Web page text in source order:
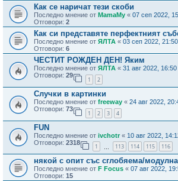
Как се наричат тези скоби
Последно мнение от MamaMy « 07 сеп 2022,
Отговори: 2
Как си представяте перфектният
Последно мнение от ЯЛТА « 03 сеп 2022, 21:50
Отговори: 6
ЧЕСТИТ РОЖДЕН ДЕН! Яким
Последно мнение от ЯЛТА « 31 авг 2022, 16:50
Отговори: 29
1 2
Случки в картинки
Последно мнение от freeway « 24 авг 2022,
Отговори: 73
1 2 3 4
FUN
Последно мнение от ivchotr « 10 авг 2022,
Отговори: 2318
1 113 114 115 116
някой с опит със сглобяема/
Последно мнение от F Focus « 07 авг 2022,
Отговори: 15